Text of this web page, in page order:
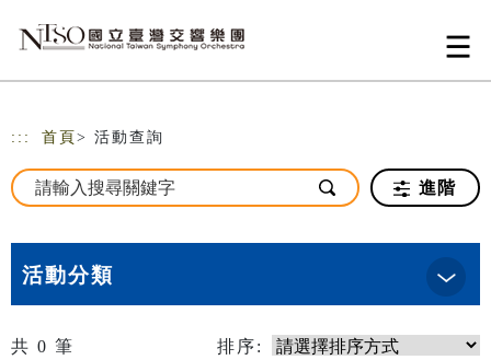
::: 首頁 > 活動查詢
進階
活動分類
共 0 筆 排序: